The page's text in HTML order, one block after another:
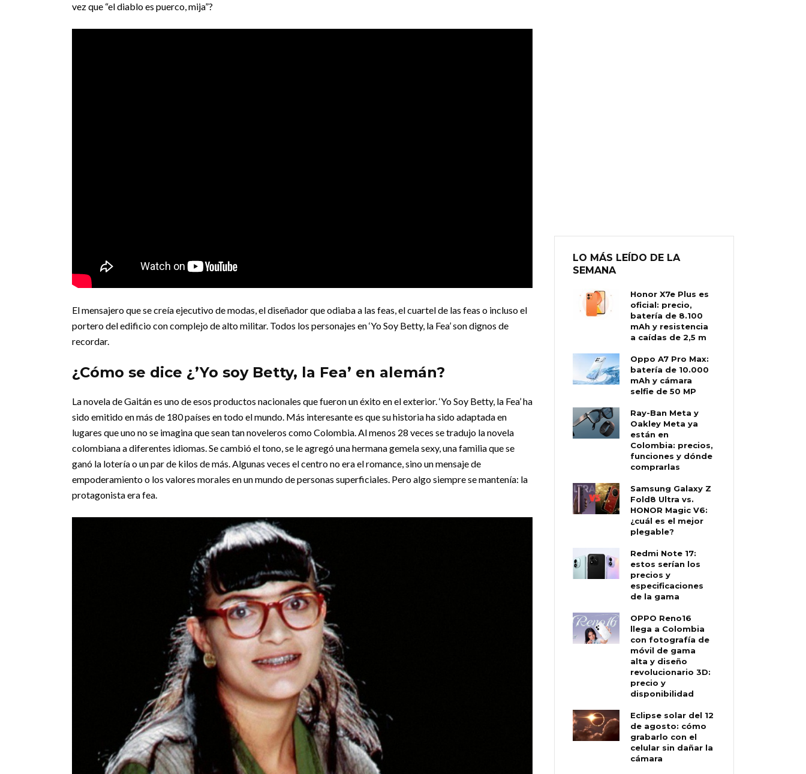
vez que “el diablo es puerco, mija”?
El mensajero que se creía ejecutivo de modas, el diseñador que odiaba a las feas, el cuartel de las feas o incluso el
portero del edificio con complejo de alto militar. Todos los personajes en ‘Yo Soy Betty, la Fea’ son dignos de
recordar.
¿Cómo se dice ¿’Yo soy Betty, la Fea’ en alemán?
La novela de Gaitán es uno de esos productos nacionales que fueron un éxito en el exterior. ‘Yo Soy Betty, la Fea’ ha
sido emitido en más de 180 países en todo el mundo. Más interesante es que su historia ha sido adaptada en
lugares que uno no se imagina que sean tan noveleros como Colombia. Al menos 28 veces se tradujo la novela
colombiana a diferentes idiomas. Se cambió el tono, se le agregó una hermana gemela sexy, una familia que se
ganó la lotería o un par de kilos de más. Algunas veces el centro no era el romance, sino un mensaje de
empoderamiento o los valores morales en un mundo de personas superficiales. Pero algo siempre se mantenía: la
protagonista era fea.
LO MÁS LEÍDO DE LA
SEMANA
Honor X7e Plus es
oficial: precio,
batería de 8.100
mAh y resistencia
a caídas de 2,5 m
Oppo A7 Pro Max:
batería de 10.000
mAh y cámara
selfie de 50 MP
Ray-Ban Meta y
Oakley Meta ya
están en
Colombia: precios,
funciones y dónde
comprarlas
Samsung Galaxy Z
Fold8 Ultra vs.
HONOR Magic V6:
¿cuál es el mejor
plegable?
Redmi Note 17:
estos serían los
precios y
especificaciones
de la gama
OPPO Reno16
llega a Colombia
con fotografía de
móvil de gama
alta y diseño
revolucionario 3D:
precio y
disponibilidad
Eclipse solar del 12
de agosto: cómo
grabarlo con el
celular sin dañar la
cámara